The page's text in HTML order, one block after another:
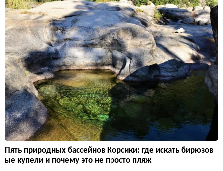
Пять природных бассейнов Корсики: где искать бирюзов
ые купели и почему это не просто пляж